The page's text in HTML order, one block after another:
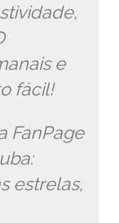
e
fácil!
FanPage
estrelas,